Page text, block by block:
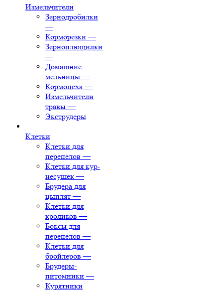
Измельчители
Зернодробилки
—
Корморезки —
Зерноплющилки
—
Домашние
мельницы —
Кормоцеха —
Измельчители
травы —
Экструдеры
Клетки
Клетки для
перепелов —
Клетки для кур-
несушек —
Брудера для
цыплят —
Клетки для
кроликов —
Боксы для
перепелов —
Клетки для
бройлеров —
Брудеры-
питомники —
Курятники